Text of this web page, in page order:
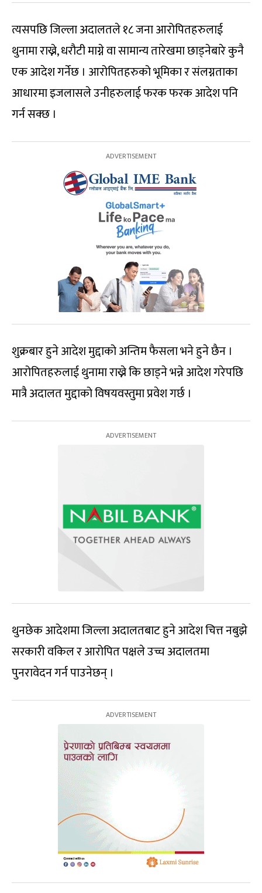
त्यसपछि जिल्ला अदालतले १८ जना आरोपितहरुलाई
थुनामा राख्ने, धरौटी माग्ने वा सामान्य तारेखमा छाड्नेबारे कुनै
एक आदेश गर्नेछ । आरोपितहरुको भूमिका र संलग्नताका
आधारमा इजलासले उनीहरुलाई फरक फरक आदेश पनि
गर्न सक्छ ।
शुक्रबार हुने आदेश मुद्दाको अन्तिम फैसला भने हुने छैन ।
आरोपितहरुलाई थुनामा राख्ने कि छाड्ने भन्ने आदेश गरेपछि
मात्रै अदालत मुद्दाको विषयवस्तुमा प्रवेश गर्छ ।
थुनछेक आदेशमा जिल्ला अदालतबाट हुने आदेश चित्त नबुझे
सरकारी वकिल र आरोपित पक्षले उच्च अदालतमा
पुनरावेदन गर्न पाउनेछन् ।